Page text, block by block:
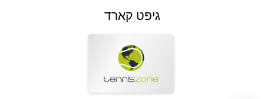
גיפט קארד